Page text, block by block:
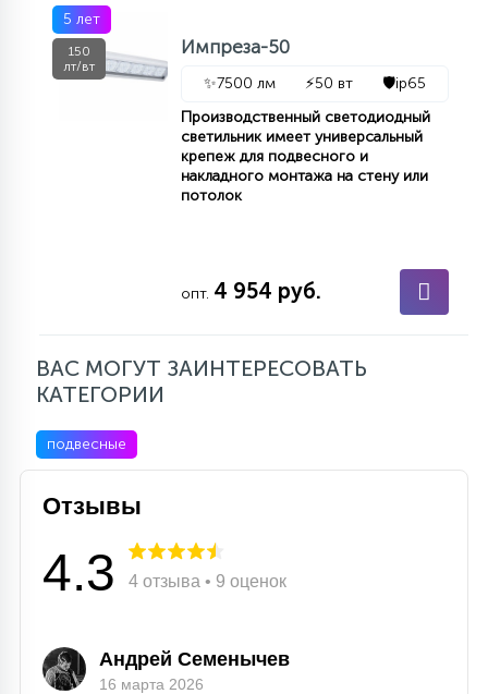
5 лет
150
лт/вт
Импреза-50
✨7500 лм ⚡50 вт 🛡️ip65
Производственный светодиодный
светильник имеет универсальный
крепеж для подвесного и
накладного монтажа на стену или
потолок
опт. 4 954 руб.
ВАС МОГУТ ЗАИНТЕРЕСОВАТЬ
КАТЕГОРИИ
подвесные
Отзывы
4.3 4 отзыва • 9 оценок
Андрей Семенычев
16 марта 2026